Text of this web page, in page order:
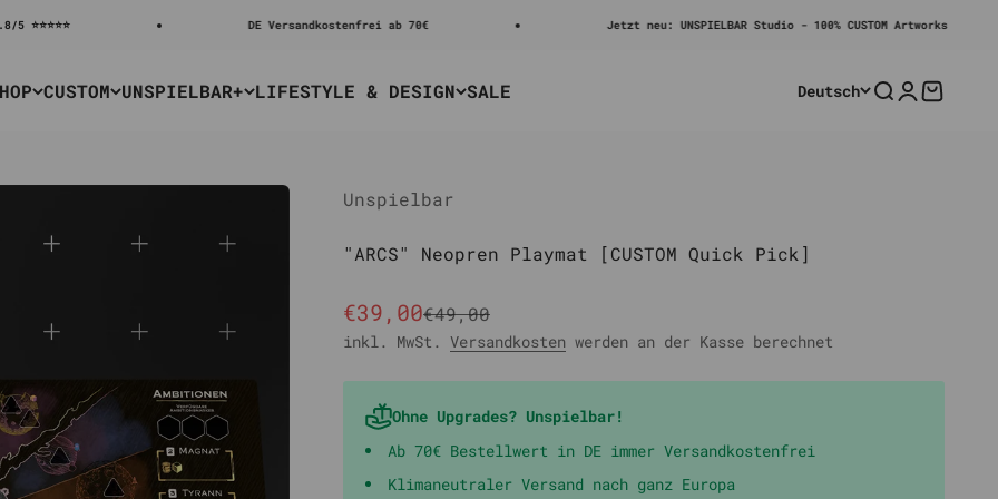
DE Versandkostenfrei ab 70€ Jetzt neu: UNSPIELBAR Studio - 100% CUSTOM Artworks
CUSTOM UNSPIELBAR+ LIFESTYLE & DESIGN SALE Deutsch SucheAnmelden
Unspielbar
"ARCS" Neopren Playmat [CUSTOM Quick Pick]
Angebot
€39,00Regulärer Preis
€49,00
inkl. MwSt. Versandkosten werden an der Kasse berechnet
Ohne Upgrades? Unspielbar!
Ab 70€ Bestellwert in DE immer Versandkostenfrei
Klimaneutraler Versand nach ganz Europa